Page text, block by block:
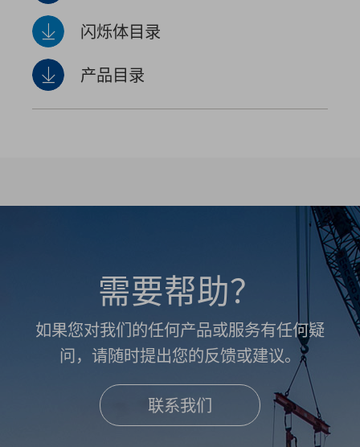
闪烁体目录
产品目录
需要帮助？
如果您对我们的任何产品或服务有任何疑
问，请随时提出您的反馈或建议。
联系我们